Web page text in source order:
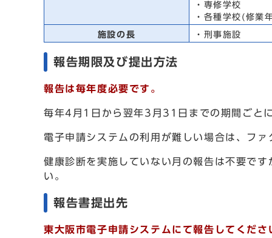
・専修学校
・各種学校(修業
施設の長 ・刑事施設
報告期限及び提出方法
報告は毎年度必要です。
毎年4月1日から翌年3月31日までの期間ごと
電子申請システムの利用が難しい場合は、フ
健康診断を実施していない月の報告は不要で
い。
報告書提出先
東大阪市電子申請システムにて報告してくださ